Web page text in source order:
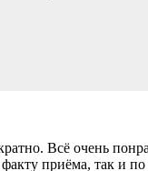
Всё очень
приёма, так и по